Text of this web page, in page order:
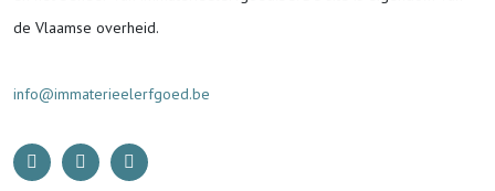
de Vlaamse overheid.
info@immaterieelerfgoed.be